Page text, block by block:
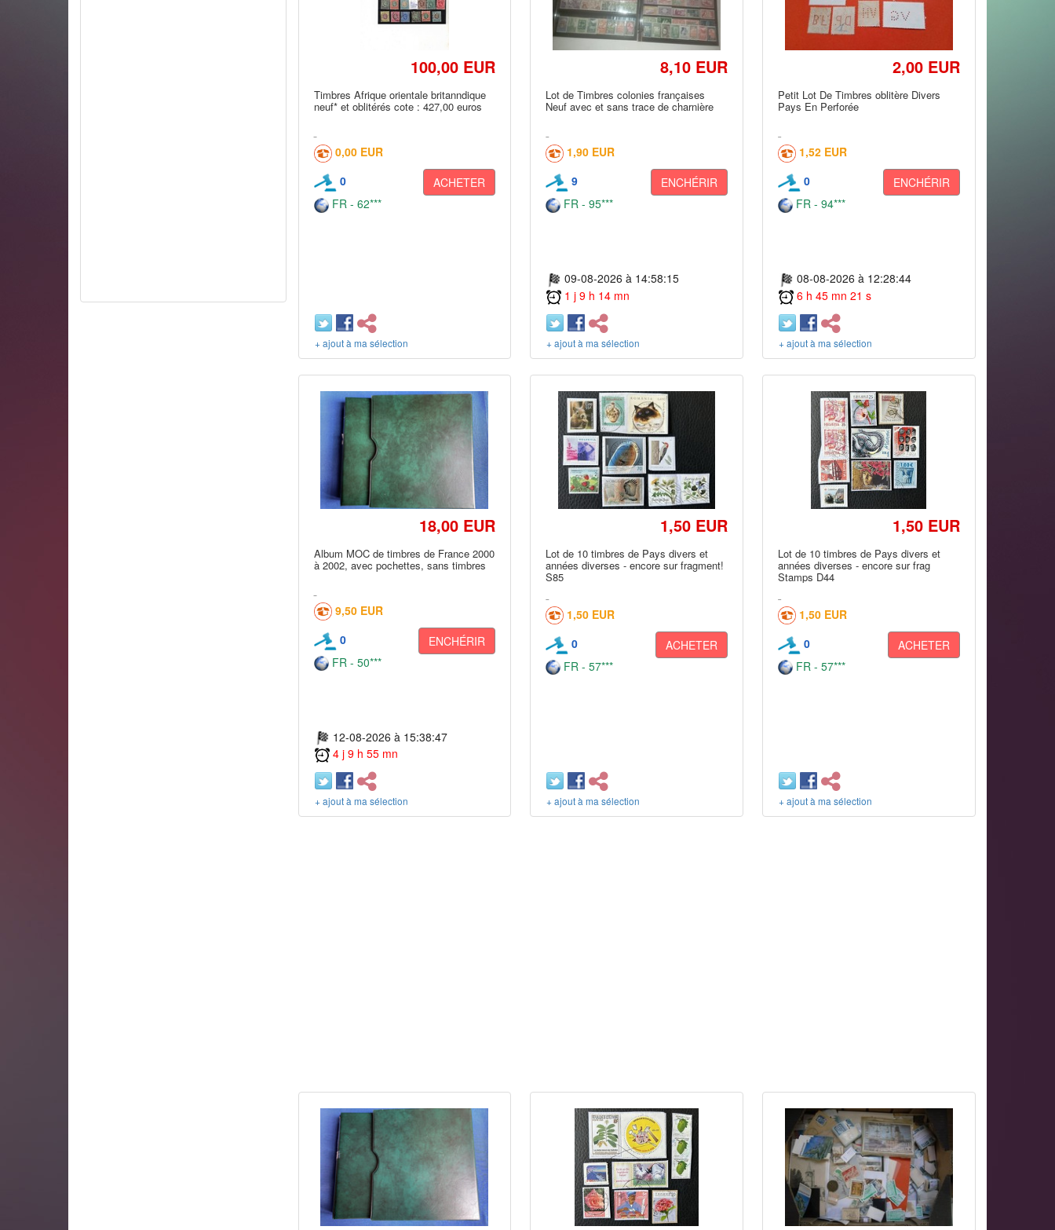
100,00 EUR
Timbres Afrique orientale britanndique
neuf* et oblitérés cote : 427,00 euros
0,00 EUR
0
ACHETER
FR - 62***
+ ajout à ma sélection
8,10 EUR
Lot de Timbres colonies françaises
Neuf avec et sans trace de charnière
1,90 EUR
9
ENCHÉRIR
FR - 95***
09-08-2026 à 14:58:15
1 j 9 h 14 mn
+ ajout à ma sélection
2,00 EUR
Petit Lot De Timbres oblitère Divers
Pays En Perforée
1,52 EUR
0
ENCHÉRIR
FR - 94***
08-08-2026 à 12:28:44
6 h 45 mn 21 s
+ ajout à ma sélection
18,00 EUR
Album MOC de timbres de France 2000
à 2002, avec pochettes, sans timbres
9,50 EUR
0
ENCHÉRIR
FR - 50***
12-08-2026 à 15:38:47
4 j 9 h 55 mn
+ ajout à ma sélection
1,50 EUR
Lot de 10 timbres de Pays divers et
années diverses - encore sur fragment!
S85
1,50 EUR
0
ACHETER
FR - 57***
+ ajout à ma sélection
1,50 EUR
Lot de 10 timbres de Pays divers et
années diverses - encore sur frag
Stamps D44
1,50 EUR
0
ACHETER
FR - 57***
+ ajout à ma sélection